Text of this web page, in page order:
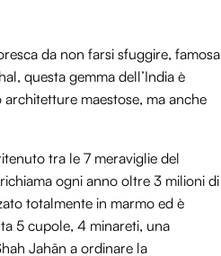
da non farsi sfuggire, famosa
questa gemma dell’India è
maestose, ma anche
tra le 7 meraviglie del
ogni anno oltre 3 milioni di
totalmente in marmo ed è
5 cupole, 4 minareti, una
Jahān a ordinare la